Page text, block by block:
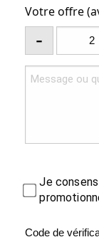
Votre offre
-
Je
Code de